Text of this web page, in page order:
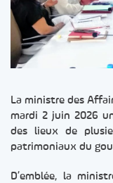
La ministre des
mardi 2 juin 2026
des lieux de
patrimoniaux du
D’emblée, la